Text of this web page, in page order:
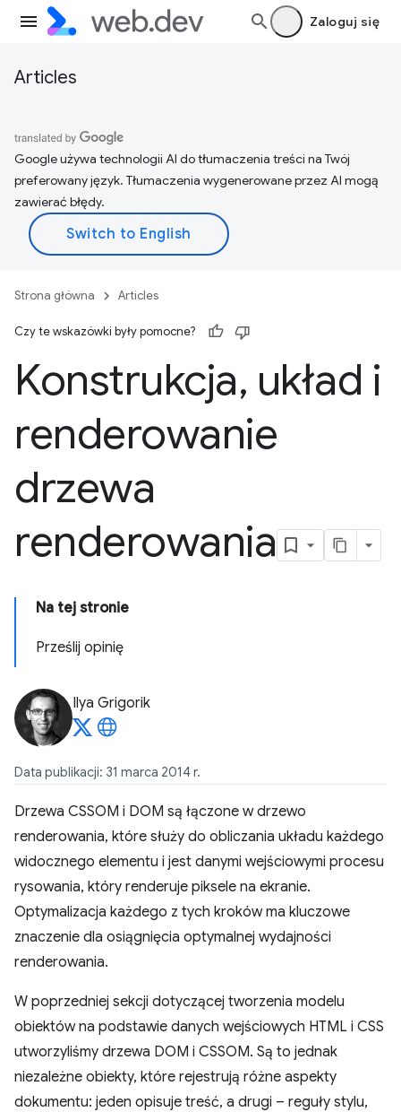
Zaloguj się
Articles
Google używa technologii AI do tłumaczenia treści na Twój
preferowany język. Tłumaczenia wygenerowane przez AI mogą
zawierać błędy.
Strona główna Articles
Czy te wskazówki były pomocne?
Konstrukcja, układ i
renderowanie
drzewa
renderowania
Na tej stronie
Prześlij opinię
Ilya Grigorik
Data publikacji: 31 marca 2014 r.
Drzewa CSSOM i DOM są łączone w drzewo
renderowania, które służy do obliczania układu każdego
widocznego elementu i jest danymi wejściowymi procesu
rysowania, który renderuje piksele na ekranie.
Optymalizacja każdego z tych kroków ma kluczowe
znaczenie dla osiągnięcia optymalnej wydajności
renderowania.
W poprzedniej sekcji dotyczącej tworzenia modelu
obiektów na podstawie danych wejściowych HTML i CSS
utworzyliśmy drzewa DOM i CSSOM. Są to jednak
niezależne obiekty, które rejestrują różne aspekty
dokumentu: jeden opisuje treść, a drugi – reguły stylu,